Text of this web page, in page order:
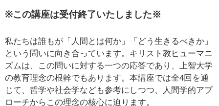
※この講座は受付終了いたしました※
私たちは誰もが「人間とは何か」「どう生きるべきか」
という問いに向き合っています。キリスト教ヒューマニ
ズムは、この問いに対する一つの応答であり、上智大学
の教育理念の根幹でもあります。本講座では全4回を通
じて、哲学や社会学なども参考にしつつ、人間学的アプ
ローチからこの理念の核心に迫ります。